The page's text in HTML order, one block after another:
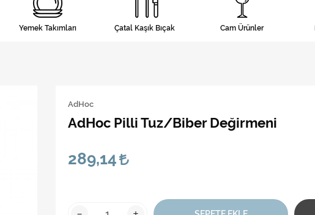
Yemek Takımları Çatal Kaşık Bıçak Cam Ürünler
AdHoc
AdHoc Pilli Tuz/Biber Değirmeni
289,14